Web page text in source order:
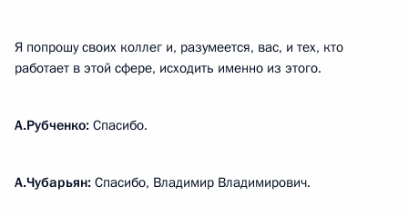
Я попрошу своих коллег и, разумеется, вас, и тех, кто
работает в этой сфере, исходить именно из этого.
А.Рубченко: Спасибо.
А.Чубарьян: Спасибо, Владимир Владимирович.